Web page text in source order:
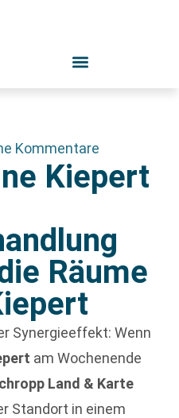
Kommentare
Kiepert
Räume
Synergieeffekt: Wenn
am Wochenende
Land & Karte
Standort in einem